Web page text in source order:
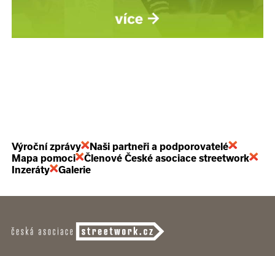
Výroční zprávy
Naši partneři a podporovatelé
Mapa pomoci
Členové České asociace streetwork
Inzeráty
Galerie